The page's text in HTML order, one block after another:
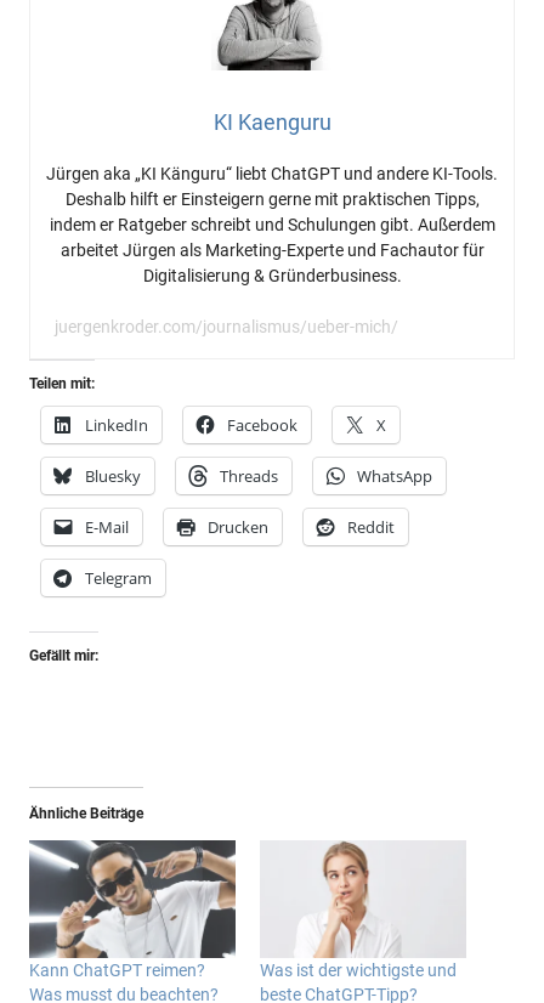
KI Kaenguru
Jürgen aka „KI Känguru“ liebt ChatGPT und andere KI-Tools.
Deshalb hilft er Einsteigern gerne mit praktischen Tipps,
indem er Ratgeber schreibt und Schulungen gibt. Außerdem
arbeitet Jürgen als Marketing-Experte und Fachautor für
Digitalisierung & Gründerbusiness.
juergenkroder.com/journalismus/ueber-mich/
Teilen mit:
LinkedIn Facebook X
Bluesky Threads WhatsApp
E-Mail Drucken Reddit
Telegram
Gefällt mir:
Ähnliche Beiträge
Kann ChatGPT reimen?
Was musst du beachten?
Was ist der wichtigste und
beste ChatGPT-Tipp?